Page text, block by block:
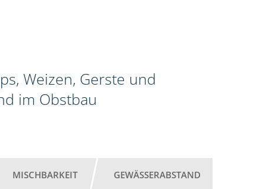
Weizen, Gerste und
im Obstbau
MISCHBARKEIT GEWÄSSERABSTAND